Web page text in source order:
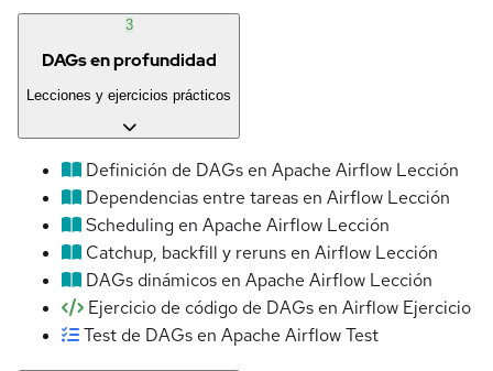
3
DAGs en profundidad
Lecciones y ejercicios prácticos
Definición de DAGs en Apache Airflow Lección
Dependencias entre tareas en Airflow Lección
Scheduling en Apache Airflow Lección
Catchup, backfill y reruns en Airflow Lección
DAGs dinámicos en Apache Airflow Lección
Ejercicio de código de DAGs en Airflow Ejercicio
Test de DAGs en Apache AirflowTest